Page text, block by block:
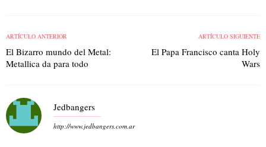
ARTÍCULO ANTERIOR
El Bizarro mundo del Metal:
Metallica da para todo
ARTÍCULO SIGUIENTE
El Papa Francisco canta Holy
Wars
Jedbangers
http://www.jedbangers.com.ar